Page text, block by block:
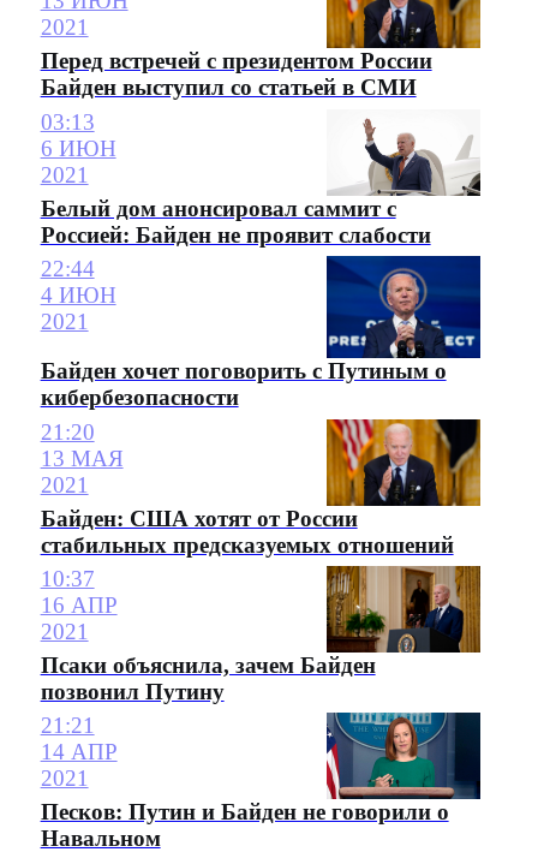
2021
Перед встречей с президентом России
Байден выступил со статьей в СМИ
03:13
6 ИЮН
2021
Белый дом анонсировал саммит с
Россией: Байден не проявит слабости
22:44
4 ИЮН
2021
Байден хочет поговорить с Путиным о
кибербезопасности
21:20
13 МАЯ
2021
Байден: США хотят от России
стабильных предсказуемых отношений
10:37
16 АПР
2021
Псаки объяснила, зачем Байден
позвонил Путину
21:21
14 АПР
2021
Песков: Путин и Байден не говорили о
Навальном